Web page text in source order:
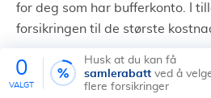
0
VALGT
Husk at du kan få
samlerabatt ved å
flere forsikringer
for deg som har bufferkonto. I
forsikringen til de største
Finn beste og
anbud